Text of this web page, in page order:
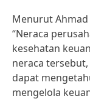
Menurut
“Neraca
kesehatan
neraca
dapat
mengelola